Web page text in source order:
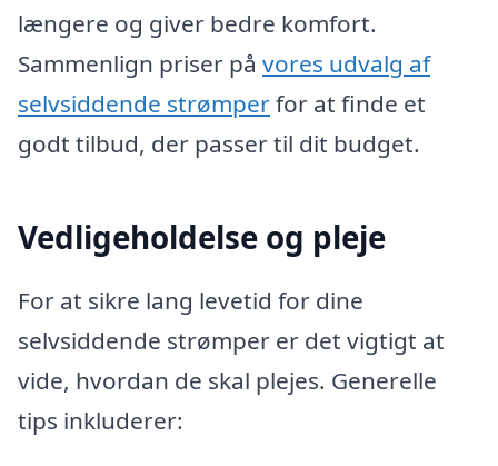
længere og giver bedre komfort.
Sammenlign priser på vores udvalg af
selvsiddende strømperfor at finde et
godt tilbud, der passer til dit budget.
Vedligeholdelse og pleje
For at sikre lang levetid for dine
selvsiddende strømper er det vigtigt at
vide, hvordan de skal plejes. Generelle
tips inkluderer: